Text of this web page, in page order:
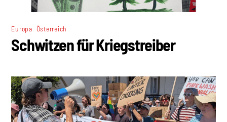
Europa Österreich
Schwitzen für Kriegstreiber